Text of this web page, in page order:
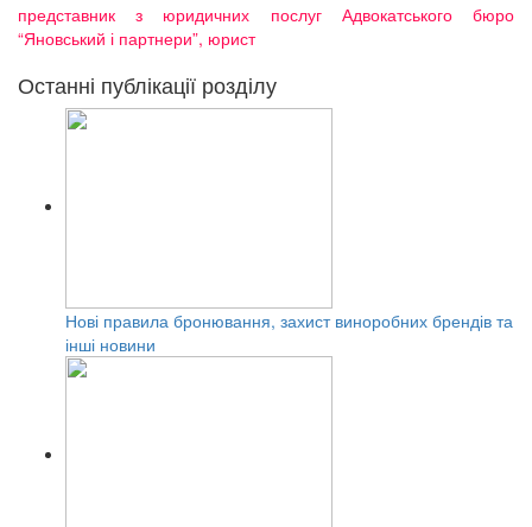
представник з юридичних послуг Адвокатського бюро
“Яновський і партнери”, юрист
Останні публікації розділу
Нові правила бронювання, захист виноробних брендів та
інші новини